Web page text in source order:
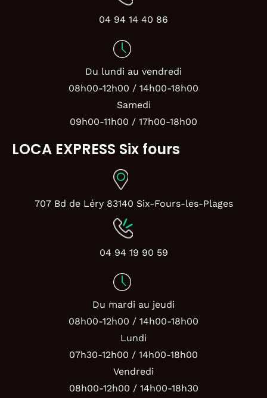
04 94 14 40 86
Du lundi au vendredi
08h00-12h00 / 14h00-18h00
Samedi
09h00-11h00 / 17h00-18h00
LOCA EXPRESS Six fours
707 Bd de Léry 83140 Six-Fours-les-Plages
04 94 19 90 59
Du mardi au jeudi
08h00-12h00 / 14h00-18h00
Lundi
07h30-12h00 / 14h00-18h00
Vendredi
08h00-12h00 / 14h00-18h30